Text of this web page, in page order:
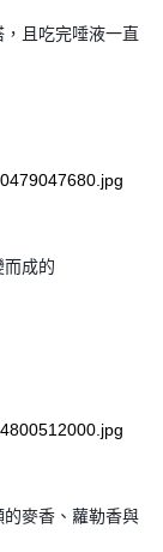
且吃完唾液一直
成的
麥香、蘿勒香與